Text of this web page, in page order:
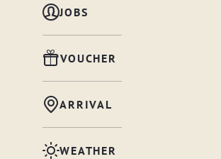
JOBS
VOUCHER
ARRIVAL
WEATHER